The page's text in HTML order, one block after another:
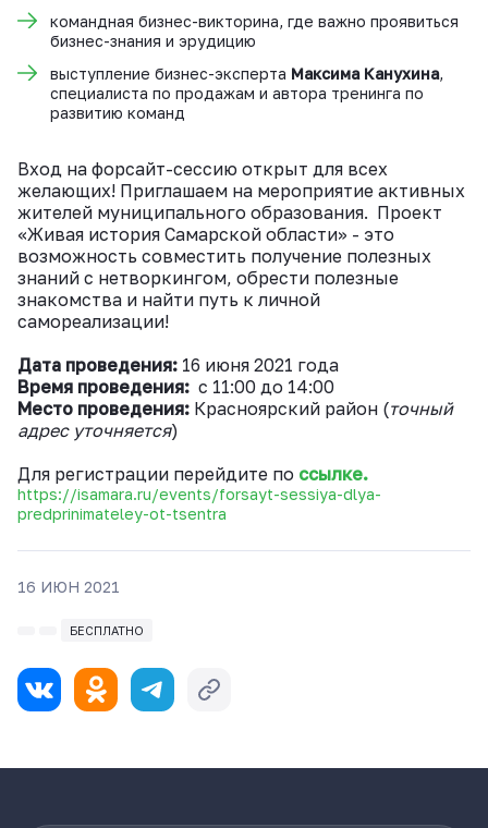
командная бизнес-викторина, где важно проявиться
бизнес-знания и эрудицию
выступление бизнес-эксперта Максима Канухина,
специалиста по продажам и автора тренинга по
развитию команд
Вход на форсайт-сессию открыт для всех
желающих! Приглашаем на мероприятие активных
жителей муниципального образования. Проект
«Живая история Самарской области» - это
возможность совместить получение полезных
знаний с нетворкингом, обрести полезные
знакомства и найти путь к личной
самореализации!
Дата проведения: 16 июня 2021 года
Время проведения: с 11:00 до 14:00
Место проведения: Красноярский район (точный
адрес уточняется)
Для регистрации перейдите по ссылке.
https://isamara.ru/events/forsayt-sessiya-dlya-
predprinimateley-ot-tsentra
16 ИЮН 2021
БЕСПЛАТНО